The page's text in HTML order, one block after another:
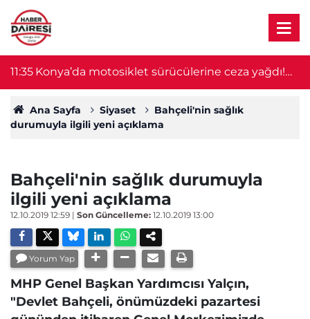
11:35 Konya’da motosiklet sürücülerine ceza yağdı!
Tutar 905 bin lirayı buldu
Ana Sayfa Siyaset
Bahçeli'nin sağlık
durumuyla ilgili yeni açıklama
Bahçeli'nin sağlık durumuyla
ilgili yeni açıklama
12.10.2019 12:59 | Son Güncelleme: 12.10.2019 13:00
Yorum Yap
MHP Genel Başkan Yardımcısı Yalçın,
"Devlet Bahçeli, önümüzdeki pazartesi